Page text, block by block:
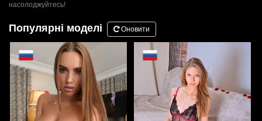
насолоджуйтесь!
Популярні моделі Оновити